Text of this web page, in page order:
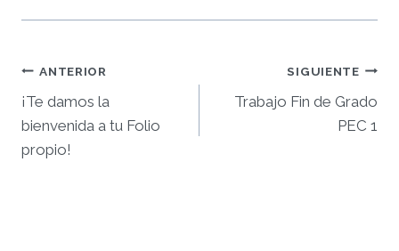
Navegación
de
entradas
ANTERIOR
¡Te damos la
bienvenida a tu Folio
propio!
SIGUIENTE
Trabajo Fin de Grado
PEC 1